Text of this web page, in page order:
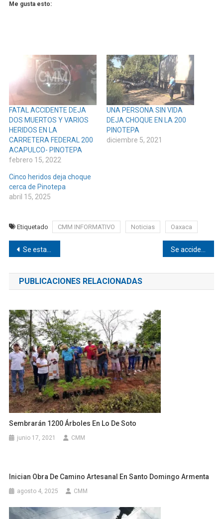
Me gusta esto:
FATAL ACCIDENTE DEJA
DOS MUERTOS Y VARIOS
HERIDOS EN LA
CARRETERA FEDERAL 200
ACAPULCO- PINOTEPA
febrero 15, 2022
UNA PERSONA SIN VIDA
DEJA CHOQUE EN LA 200
PINOTEPA
diciembre 5, 2021
Cinco heridos deja choque
cerca de Pinotepa
abril 15, 2025
Etiquetado CMM INFORMATIVO Noticias Oaxaca
Navegación
de
entradas
Se estacionó el Babo en Huaxpaltepec
PUBLICACIONES RELACIONADAS
Sembrarán 1200 Árboles En Lo De Soto
junio 17, 2021 CMM
Inician Obra De Camino Artesanal En Santo Domingo Armenta
agosto 4, 2025 CMM